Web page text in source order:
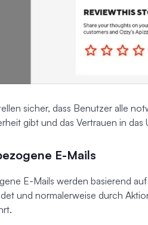
sicher, dass Benutzer alle
gibt und das Vertrauen in das
E-Mails
E-Mails werden basierend
und normalerweise durch